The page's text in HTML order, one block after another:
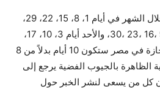
وتابع، أن يوم الجمعة يأتي خلال الشهر في أيام 1، 8، 15، 22، 29،
بينما يتكرر السبت أيام 2، 9 ،16 ،23 ،30، والأحد أيام 3، 10، 17،
24؛ 31، موضحًا أن أيام الأجازة في مصر ستكون 10 أيام بدلاً من 8
الظاهرة بالجيوب الفضية يرجع إلى
كل من يسعى لنشر الخبر حول